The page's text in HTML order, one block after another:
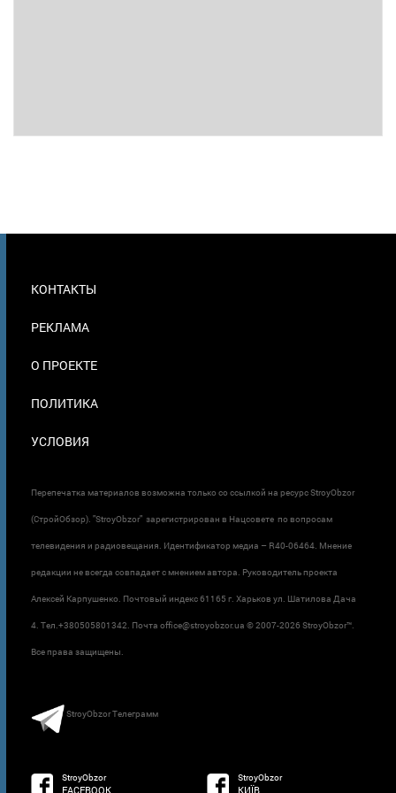
В
КОНТАКТЫ
РЕКЛАМА
О ПРОЕКТЕ
ПОЛИТИКА
УСЛОВИЯ
Перепечатка материалов возможна только со ссылкой на ресурс StroyObzor
(СтройОбзор). "StroyObzor" зарегистрирован в Нацсовете по вопросам
телевидения и радиовещания. Идентификатор медиа – R40-06464. Мнение
редакции не всегда совпадает с мнением автора. Руководитель проекта
Алексей Карпушенко. Почтовый индекс 61165 г. Харьков ул. Шатилова Дача
4. Тел.+380505801342. Почта office@stroyobzor.ua © 2007-2026 StroyObzor™.
Все права защищены.
StroyObzor Телеграмм
StroyObzor
FACEBOOK
StroyObzor
КИЇВ